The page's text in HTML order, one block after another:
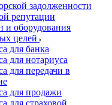
задолженности
репутации
и оборудования
целей
для банка
для нотариуса
для передачи в
для продажи
для страховой